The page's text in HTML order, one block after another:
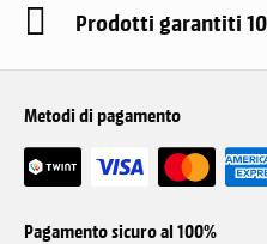
Prodotti garantiti
Metodi di pagamento
Pagamento sicuro al 100%